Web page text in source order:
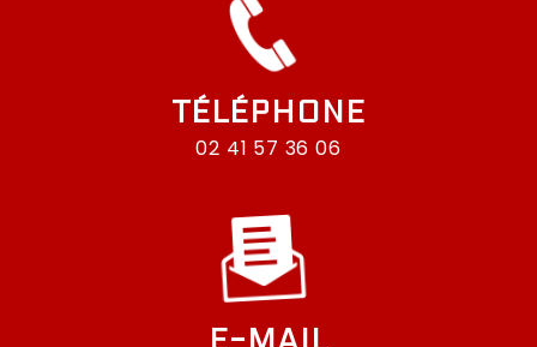
TÉLÉPHONE
02 41 57 36 06